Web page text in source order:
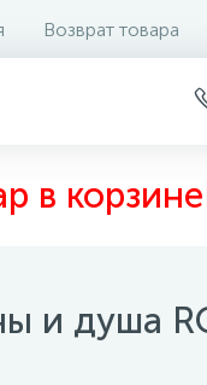
Возврат товара
в
и душа